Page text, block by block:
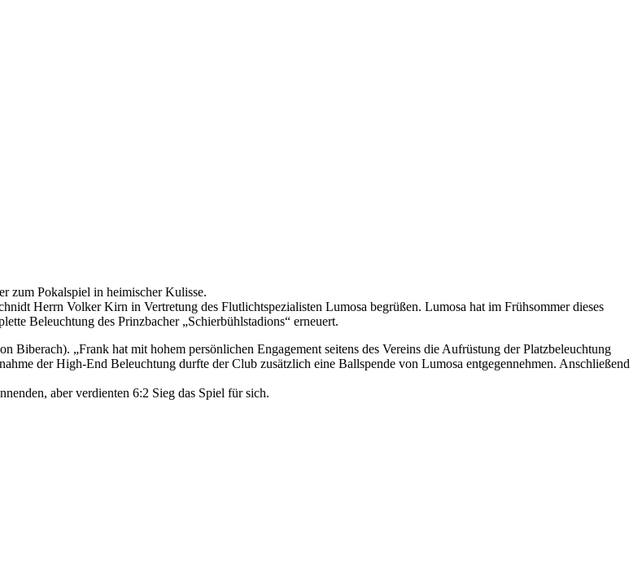
zum Pokalspiel in heimischer Kulisse.
Herrn Volker Kirn in Vertretung des Flutlichtspezialisten Lumosa begrüßen. Lumosa hat im Frühsommer dieses
Beleuchtung des Prinzbacher „Schierbühlstadions“ erneuert.
Biberach). „Frank hat mit hohem persönlichen Engagement seitens des Vereins die Aufrüstung der Platzbeleuchtung
der High-End Beleuchtung durfte der Club zusätzlich eine Ballspende von Lumosa entgegennehmen. Anschließend
aber verdienten 6:2 Sieg das Spiel für sich.